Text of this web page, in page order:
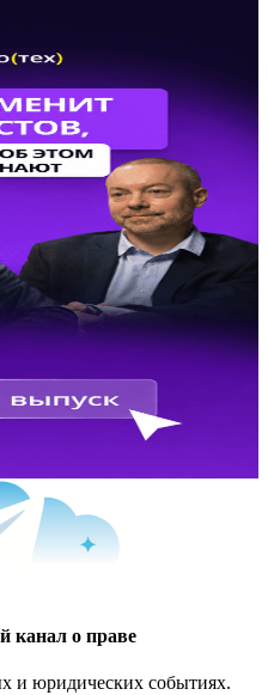
о праве
и юридических событиях.